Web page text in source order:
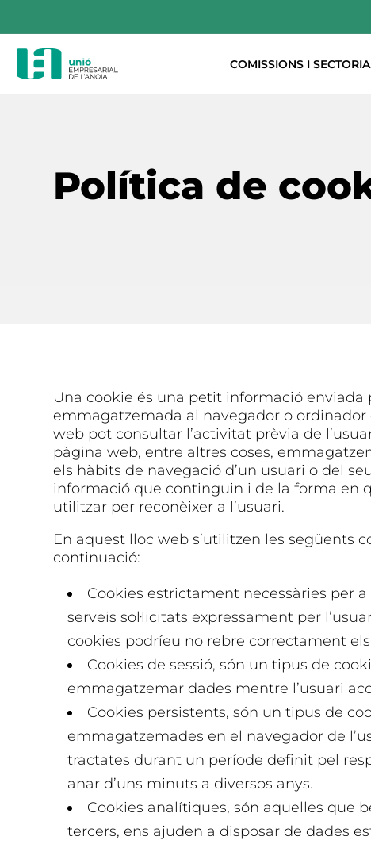
COMISSIONS I
Política de
Una cookie és una petit informació enviada
emmagatzemada al navegador o ordinador
web pot consultar l’activitat prèvia de
pàgina web, entre altres coses,
els hàbits de navegació d’un usuari o del
informació que continguin i de la forma en
utilitzar per reconèixer a l’usuari.
En aquest lloc web s’utilitzen les següents
continuació:
Cookies estrictament necessàries per
serveis sol·licitats expressament per
cookies podríeu no rebre correctament
Cookies de sessió, són un tipus de
emmagatzemar dades mentre l’usuari
Cookies persistents, són un tipus de
emmagatzemades en el navegador de
tractates durant un període definit pel
anar d’uns minuts a diversos anys.
Cookies analítiques, són aquelles que
tercers, ens ajuden a disposar de dades